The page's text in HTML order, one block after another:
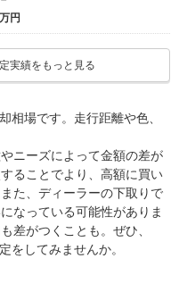
万円
実績をもっと見る
相場です。走行距離や色、
ニーズによって金額の差が
ることでより、高額に買い
た、ディーラーの下取りで
なっている可能性がありま
差がつくことも。ぜひ、
をしてみませんか。